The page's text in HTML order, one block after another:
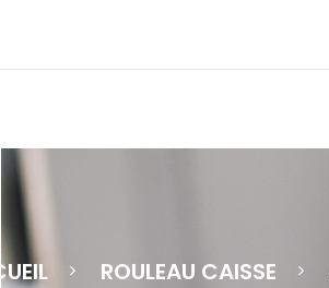
ROULEAU CAISSE